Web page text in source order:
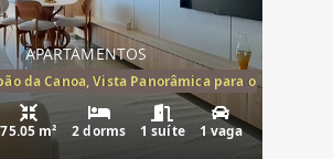
APARTAMENTOS
da Canoa, Vista Panorâmica para o Mar, 2
75.05 m² 2 dorms 1 suíte 1 vaga